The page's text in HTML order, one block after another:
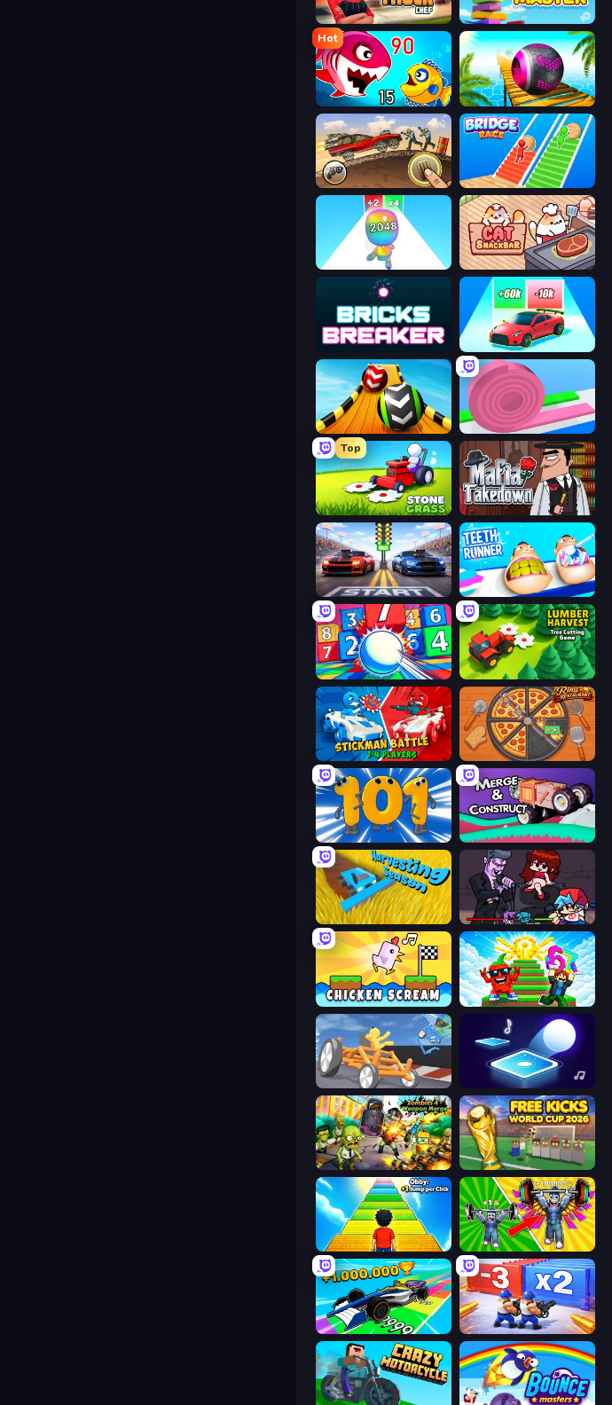
Food Truck Chef™: A Fun Cooking Game Slice Master
Hot
Fish Eat Getting Big Rolling Balls Sea Race
Earn to Die: Zombie Ride Bridge Race
Man Runner 2048 Cat Snack Bar
Bricks Breaker
Sky Balls 3D Layers Roll
Top
Stone Grass: Mowing Simulator Mafia Takedown
Street Racer 2 Teeth Runner
Entropy Lumber Harvest: Tree Cutting Game
Stickman battle 1-4 Players Ring Restaurant
Numbers Arena Merge & Construct
Harvesting Season Friday Night Funkin'
Chicken Scream Run and Jump for Brainrot
Draw Crash Race Tile Jumper 3D
Zombies 4 Weapon Merge Free Kicks World Cup 2026
Obby: +1 Jump per Click Obby: Gym Simulator, Escape
Obby Car Challenge: Drive Battle Brigade